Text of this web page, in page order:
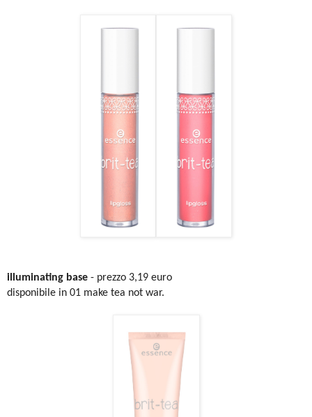
illuminating base - prezzo 3,19 euro
disponibile in 01 make tea not war.